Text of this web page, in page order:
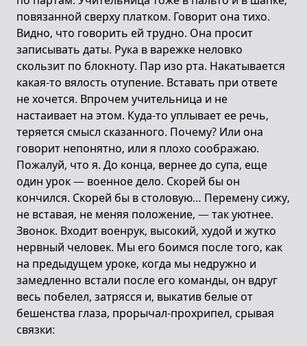
повязанной сверху платком. Говорит она тихо.
Видно, что говорить ей трудно. Она просит
записывать даты. Рука в варежке неловко
скользит по блокноту. Пар изо рта. Накатывается
какая-то вялость отупение. Вставать при ответе
не хочется. Впрочем учительница и не
настаивает на этом. Куда-то уплывает ее речь,
теряется смысл сказанного. Почему? Или она
говорит непонятно, или я плохо соображаю.
Пожалуй, что я. До конца, вернее до супа, еще
один урок — военное дело. Скорей бы он
кончился. Скорей бы в столовую… Перемену сижу,
не вставая, не меняя положение, — так уютнее.
Звонок. Входит военрук, высокий, худой и жутко
нервный человек. Мы его боимся после того, как
на предыдущем уроке, когда мы недружно и
замедленно встали после его команды, он вдруг
весь побелел, затрясся и, выкатив белые от
бешенства глаза, прорычал-прохрипел, срывая
связки: